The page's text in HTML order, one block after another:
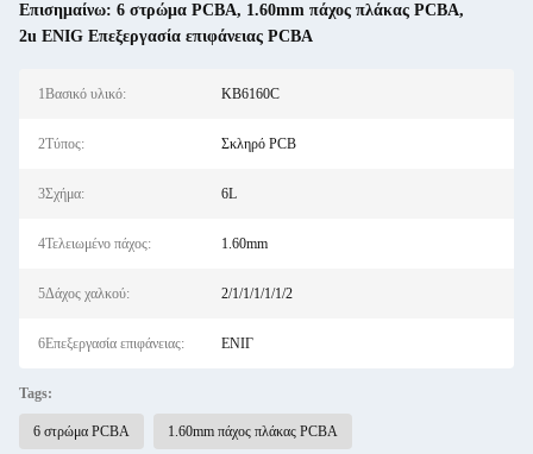
Επισημαίνω: 6 στρώμα PCBA, 1.60mm πάχος πλάκας PCBA,
2u ENIG Επεξεργασία επιφάνειας PCBA
1Βασικό υλικό: KB6160C
2Τύπος: Σκληρό PCB
3Σχήμα: 6L
4Τελειωμένο πάχος: 1.60mm
5Δάχος χαλκού: 2/1/1/1/1/1/2
6Επεξεργασία επιφάνειας: ΕΝΙΓ
Tags:
6 στρώμα PCBA 1.60mm πάχος πλάκας PCBA